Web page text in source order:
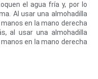
el agua fría y, por lo
Al usar una almohadilla
en la mano derecha
al usar una almohadilla
en la mano derecha